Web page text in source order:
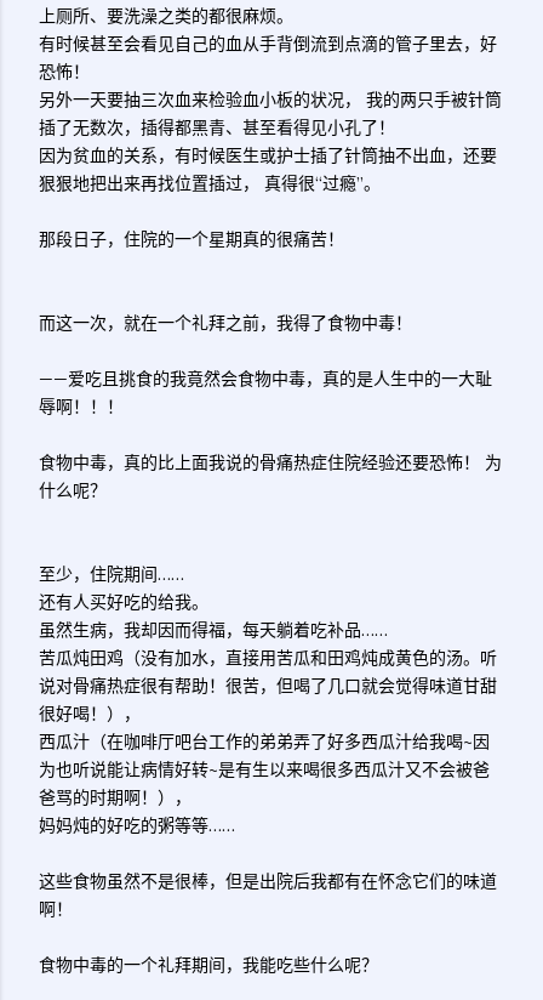
上厕所、要洗澡之类的都很麻烦。
有时候甚至会看见自己的血从手背倒流到点滴的管子里去，好
恐怖！
另外一天要抽三次血来检验血小板的状况，
我的两只手被针筒
插了无数次，插得都黑青、甚至看得见小孔了！
因为贫血的关系，有时候医生或护士插了针筒抽不出血，还要
狠狠地把出来再找位置插过，
真得很“过瘾”。
那段日子，住院的一个星期真的很痛苦！
而这一次，就在一个礼拜之前，我得了食物中毒！
——爱吃且挑食的我竟然会食物中毒，真的是人生中的一大耻
辱啊！！！
食物中毒，真的比上面我说的骨痛热症住院经验还要恐怖！
为
什么呢？
至少，住院期间……
还有人买好吃的给我。
虽然生病，我却因而得福，每天躺着吃补品……
苦瓜炖田鸡（没有加水，直接用苦瓜和田鸡炖成黄色的汤。听
说对骨痛热症很有帮助！很苦，但喝了几口就会觉得味道甘甜
很好喝！），
西瓜汁（在咖啡厅吧台工作的弟弟弄了好多西瓜汁给我喝~因
为也听说能让病情好转~是有生以来喝很多西瓜汁又不会被爸
爸骂的时期啊！），
妈妈炖的好吃的粥等等……
这些食物虽然不是很棒，但是出院后我都有在怀念它们的味道
啊！
食物中毒的一个礼拜期间，我能吃些什么呢？